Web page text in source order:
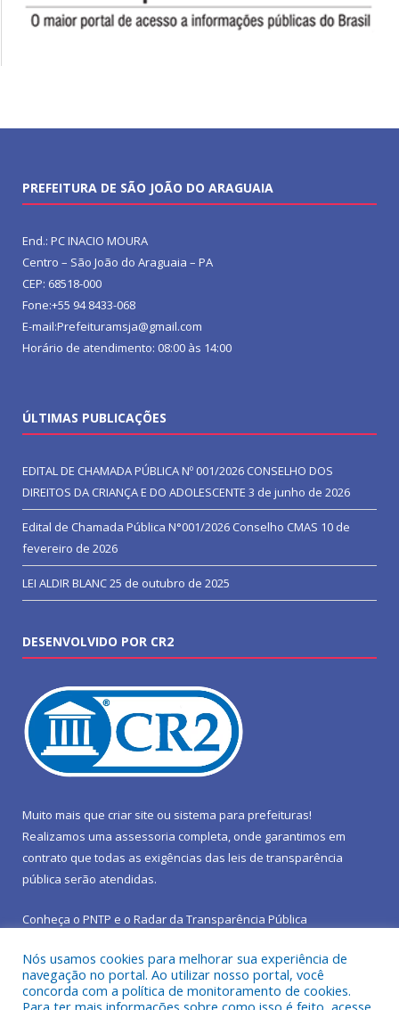
PREFEITURA DE SÃO JOÃO DO ARAGUAIA
End.: PC INACIO MOURA
Centro – São João do Araguaia – PA
CEP: 68518-000
Fone:+55 94 8433-068
E-mail:Prefeituramsja@gmail.com
Horário de atendimento: 08:00 às 14:00
ÚLTIMAS PUBLICAÇÕES
EDITAL DE CHAMADA PÚBLICA Nº 001/2026 CONSELHO DOS
DIREITOS DA CRIANÇA E DO ADOLESCENTE 3 de junho de 2026
Edital de Chamada Pública N°001/2026 Conselho CMAS 10 de
fevereiro de 2026
LEI ALDIR BLANC25 de outubro de 2025
DESENVOLVIDO POR CR2
Muito mais que criar site ou sistema para prefeituras!
Realizamos uma assessoria completa, onde garantimos em
contrato que todas as exigências das leis de transparência
pública serão atendidas.
Conheça o PNTP e o Radar da Transparência Pública
Nós usamos cookies para melhorar sua experiência de
navegação no portal. Ao utilizar nosso portal, você
concorda com a política de monitoramento de cookies.
Para ter mais informações sobre como isso é feito, acesse